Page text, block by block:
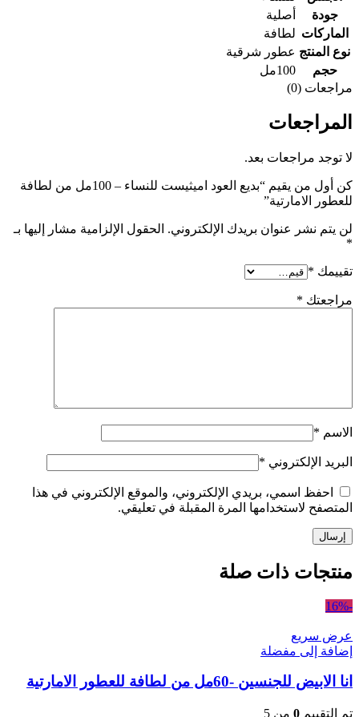
جودة
أصلية
الماركات لطافة
نوع المنتج عطور شرقية
حجم
100مل
مراجعات (0)
المراجعات
لا توجد مراجعات بعد.
كن أول من يقيم “بديع العود اميثيست للنساء – 100مل من لطافة
للعطور الامارتية”
لن يتم نشر عنوان بريدك الإلكتروني. الحقول الإلزامية مشار إليها بـ
*
تقييمك *
مراجعتك *
الاسم *
البريد الإلكتروني *
احفظ اسمي، بريدي الإلكتروني، والموقع الإلكتروني في هذا
المتصفح لاستخدامها المرة المقبلة في تعليقي.
منتجات ذات صلة
-16%
عرض سريع
إضافة إلى مفضلة
انا الابيض للجنسين -60مل من لطافة للعطور الامارتية
تم التقييم 0 من 5